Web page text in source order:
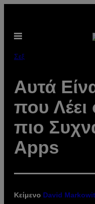
περιεχόμενο
Ανοίξτε
Σεξ
Αυτά
που
πιο
Apps
Κείμενο David